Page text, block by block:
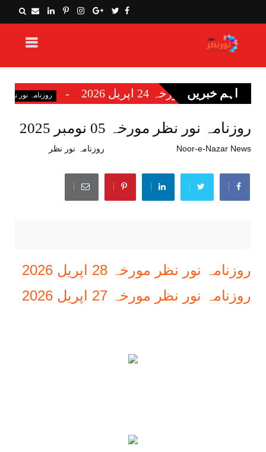
اہم خبریں
مورخہ 24 اپریل 2026 روزنامہ نور نظر روزنامہ
روزنامہ نور نظر مورخہ 05 نومبر 2025
Noor-e-Nazar News روزنامہ نور نظر
روزنامہ نور نظر مورخہ 28 اپریل 2026
روزنامہ نور نظر مورخہ 27 اپریل 2026